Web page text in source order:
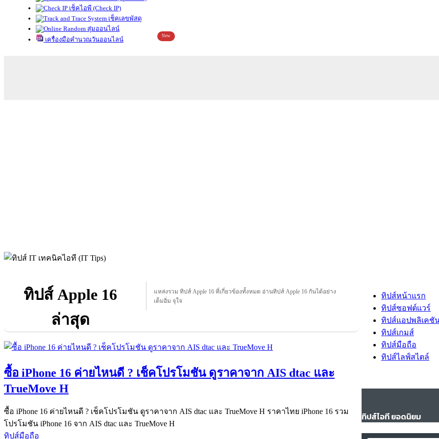
เช็คไอพี (Check IP)
เช็คเลขพัสดุ
สุ่มออนไลน์
เครื่องมือคำนวณวันออนไลน์
New
ทิปส์ Apple 16
ล่าสุด
แหล่งรวม ทิปส์ Apple 16 ที่เกี่ยวข้องทั้งหมด อ่านทิปส์ Apple 16 กันได้อย่าง
เต็มอิ่ม จุใจ
ซื้อ iPhone 16 ค่ายไหนดี ? เช็คโปรโมชัน ดูราคาจาก AIS dtac และ
TrueMove H
ซื้อ iPhone 16 ค่ายไหนดี ? เช็คโปรโมชัน ดูราคาจาก AIS dtac และ TrueMove H ราคาไทย iPhone 16 รวม
โปรโมชัน iPhone 16 จาก AIS dtac และ TrueMove H
ทิปส์มือถือ
ทิปส์หน้าแรก
ทิปส์ซอฟต์แวร์
ทิปส์แอปพลิเคชั
ทิปส์เกมส์
ทิปส์มือถือ
ทิปส์ไลฟ์สไตล์
ทิปส์ไอที ยอดนิยม